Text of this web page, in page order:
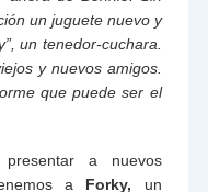
un juguete nuevo y
un tenedor-cuchara.
y nuevos amigos.
que puede ser el
a nuevos
a Forky, un